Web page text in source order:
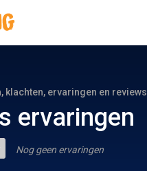
klachten, ervaringen en reviews
ervaringen
Nog geen ervaringen